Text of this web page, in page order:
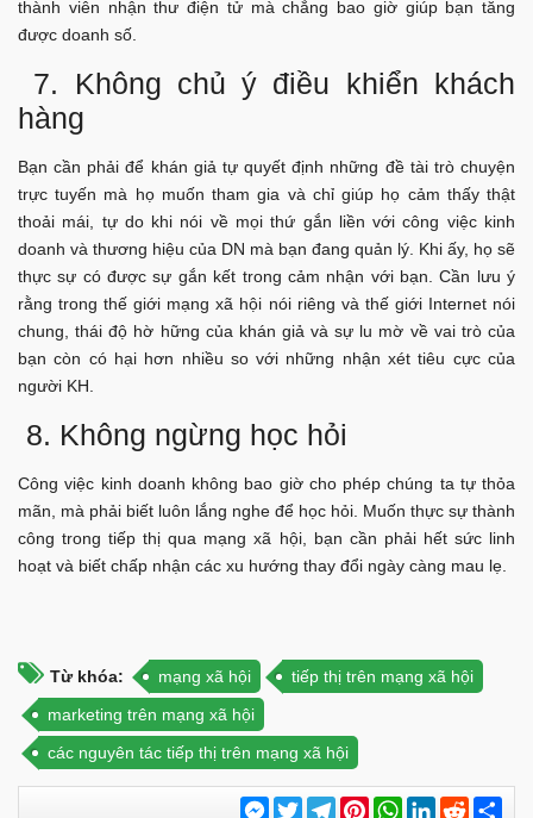
thành viên nhận thư điện tử mà chẳng bao giờ giúp bạn tăng
được doanh số.
7. Không chủ ý điều khiển khách
hàng
Bạn cần phải để khán giả tự quyết định những đề tài trò chuyện
trực tuyến mà họ muốn tham gia và chỉ giúp họ cảm thấy thật
thoải mái, tự do khi nói về mọi thứ gắn liền với công việc kinh
doanh và thương hiệu của DN mà bạn đang quản lý. Khi ấy, họ sẽ
thực sự có được sự gắn kết trong cảm nhận với bạn. Cần lưu ý
rằng trong thế giới mạng xã hội nói riêng và thế giới Internet nói
chung, thái độ hờ hững của khán giả và sự lu mờ về vai trò của
bạn còn có hại hơn nhiều so với những nhận xét tiêu cực của
người KH.
8. Không ngừng học hỏi
Công việc kinh doanh không bao giờ cho phép chúng ta tự thỏa
mãn, mà phải biết luôn lắng nghe để học hỏi. Muốn thực sự thành
công trong tiếp thị qua mạng xã hội, bạn cần phải hết sức linh
hoạt và biết chấp nhận các xu hướng thay đổi ngày càng mau lẹ.
Từ khóa: mạng xã hội
tiếp thị trên mạng xã hội
marketing trên mạng xã hội
các nguyên tác tiếp thị trên mạng xã hội
Messenger
TwitterTelegramPinterestWhatsApp
LinkedInReddit